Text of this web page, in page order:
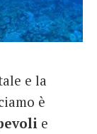
e la
è
e